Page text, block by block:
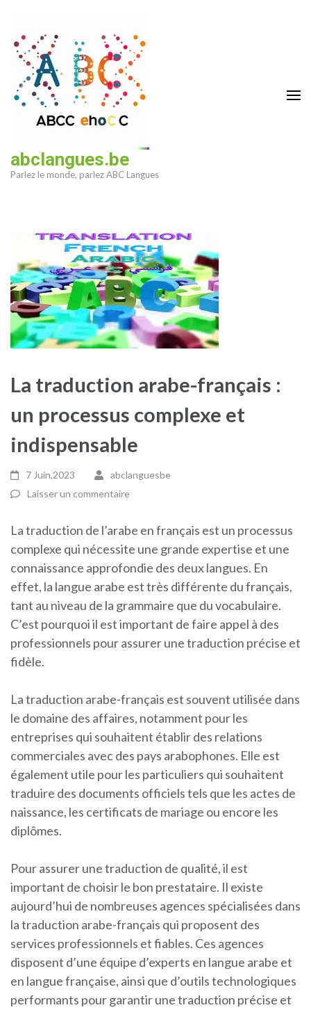
contenu
(Pressez
Entrée)
abclangues.be
Parlez le monde, parlez ABC Langues
La traduction arabe-français :
un processus complexe et
indispensable
7 Juin,2023
abclanguesbe
Laisser un commentaire
La traduction de l’arabe en français est un processus
complexe qui nécessite une grande expertise et une
connaissance approfondie des deux langues. En
effet, la langue arabe est très différente du français,
tant au niveau de la grammaire que du vocabulaire.
C’est pourquoi il est important de faire appel à des
professionnels pour assurer une traduction précise et
fidèle.
La traduction arabe-français est souvent utilisée dans
le domaine des affaires, notamment pour les
entreprises qui souhaitent établir des relations
commerciales avec des pays arabophones. Elle est
également utile pour les particuliers qui souhaitent
traduire des documents officiels tels que les actes de
naissance, les certificats de mariage ou encore les
diplômes.
Pour assurer une traduction de qualité, il est
important de choisir le bon prestataire. Il existe
aujourd’hui de nombreuses agences spécialisées dans
la traduction arabe-français qui proposent des
services professionnels et fiables. Ces agences
disposent d’une équipe d’experts en langue arabe et
en langue française, ainsi que d’outils technologiques
performants pour garantir une traduction précise et